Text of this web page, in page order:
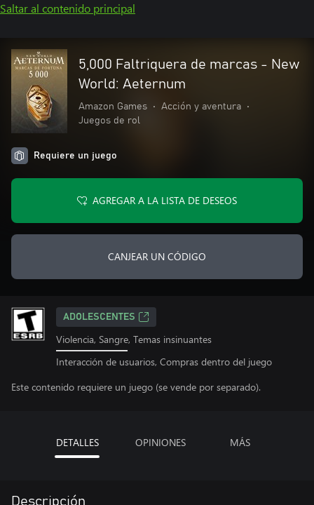
Saltar al contenido principal
5,000 Faltriquera de marcas - New
World: Aeternum
Amazon Games • Acción y aventura
•
Juegos de rol
Requiere un juego
AGREGAR A LA LISTA DE DESEOS
CANJEAR UN CÓDIGO
ADOLESCENTES
Violencia, Sangre, Temas insinuantes
Interacción de usuarios, Compras dentro del juego
Este contenido requiere un juego (se vende por separado).
DETALLES OPINIONES MÁS
Descripción